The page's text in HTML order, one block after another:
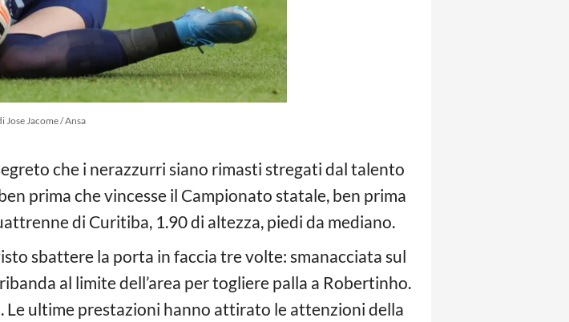
Jose Jacome / Ansa
che i nerazzurri siano rimasti stregati dal talento
prima che vincesse il Campionato statale, ben prima
di Curitiba, 1.90 di altezza, piedi da mediano.
sbattere la porta in faccia tre volte: smanacciata sul
al limite dell’area per togliere palla a Robertinho.
Le ultime prestazioni hanno attirato le attenzioni della